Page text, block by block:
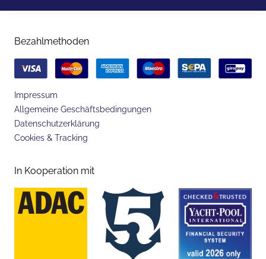
Bezahlmethoden
Impressum
Allgemeine Geschäftsbedingungen
Datenschutzerklärung
Cookies & Tracking
In Kooperation mit